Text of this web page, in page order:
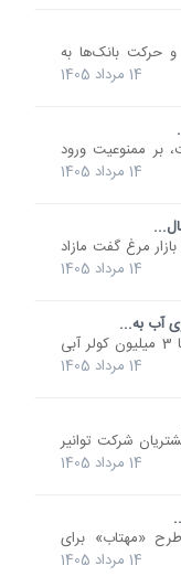
و حرکت بانک‌ها به
14 مرداد 1405
بر ممنوعیت ورود
14 مرداد 1405
مرغ گفت مازاد
14 مرداد 1405
سخنگوی آب و فاضلاب استان تهران گفت: تقریبا 3 میلیون کولر آبی
14 مرداد 1405
شرکت توانیر
14 مرداد 1405
«مهتاب» برای
14 مرداد 1405